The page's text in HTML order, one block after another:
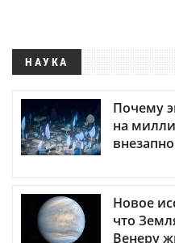
НАУКА
Почему
на
Новое
что
Венеру